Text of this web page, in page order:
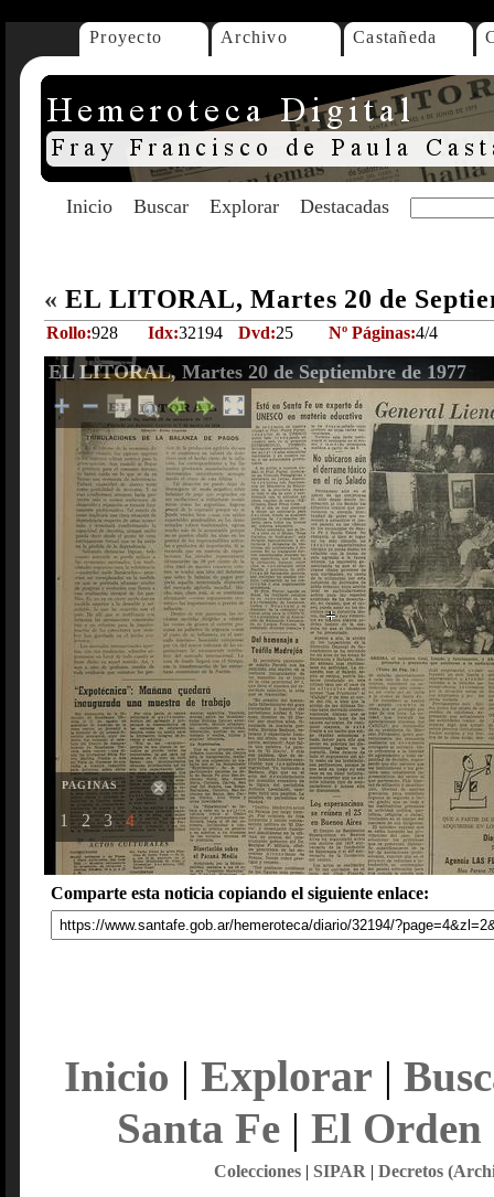
Proyecto Archivo Castañeda
Inicio Buscar Explorar Destacadas
« EL LITORAL, Martes 20 de
Rollo:928 Idx:32194 Dvd:25 Nº Páginas:4/4
EL LITORAL, Martes 20 de Septiembre de 1977
PAGINAS
1 2 3 4
Comparte esta noticia copiando el siguiente enlace:
Inicio | Explorar |
Santa Fe| El Orden
Colecciones| SIPAR | Decretos